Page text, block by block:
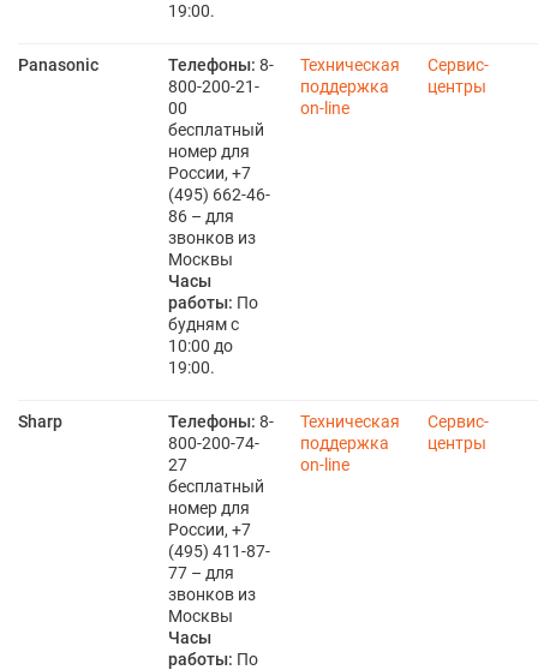
19:00.
Panasonic Телефоны: 8-
800-200-21-
00
бесплатный
номер для
России, +7
(495) 662-46-
86 – для
звонков из
Москвы
Часы
работы: По
будням с
10:00 до
19:00.
Техническая
поддержка
on-line
Сервис-
центры
Sharp Телефоны: 8-
800-200-74-
27
бесплатный
номер для
России, +7
(495) 411-87-
77 – для
звонков из
Москвы
Часы
работы: По
Техническая
поддержка
on-line
Сервис-
центры